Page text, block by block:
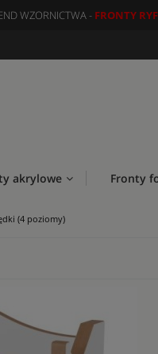
WZORNICTWA - FRONTY
akrylowe Fronty
(4 poziomy)